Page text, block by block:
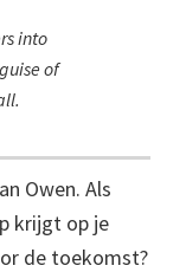
into
of
Owen. Als
krijgt op je
de toekomst?